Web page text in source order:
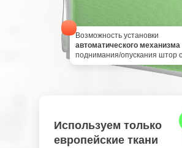
Используем только
европейские ткани
Возможность установки
автоматического механизма
поднимания/опускания штор